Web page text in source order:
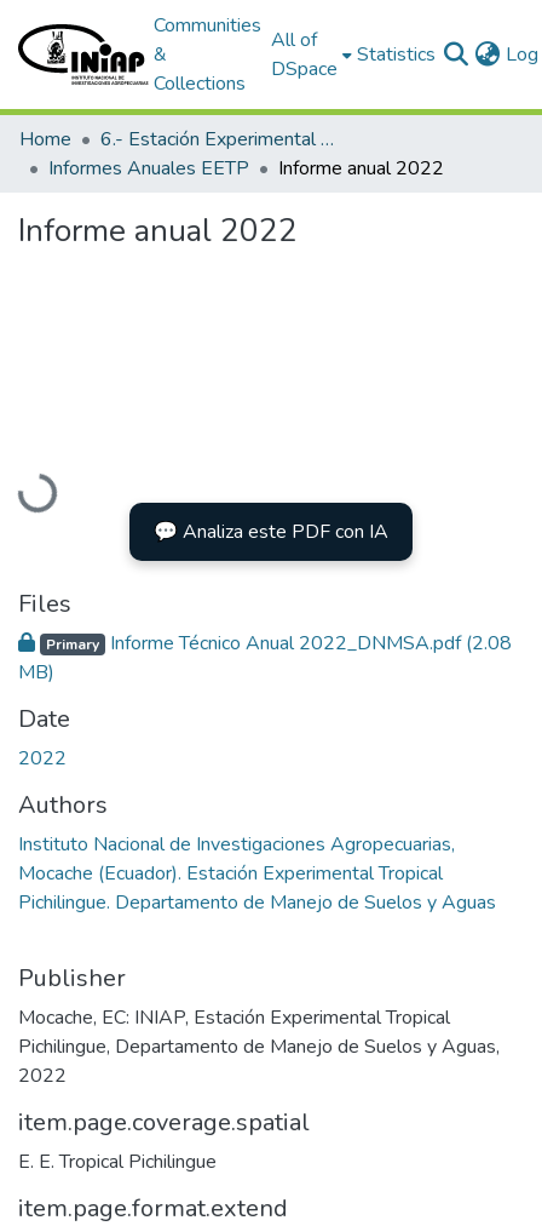
Communities
&
Collections
All of
DSpace
Statistics
Home
6.- Estación Experimental Tropical Pichilingue
Informes Anuales EETP
Informe anual 2022
Informe anual 2022
Loading...
💬 Analiza este PDF con IA
Files
Primary Informe Técnico Anual 2022_DNMSA.pdf(2.08
MB)
Date
2022
Authors
Instituto Nacional de Investigaciones Agropecuarias,
Mocache (Ecuador). Estación Experimental Tropical
Pichilingue. Departamento de Manejo de Suelos y Aguas
Publisher
Mocache, EC: INIAP, Estación Experimental Tropical
Pichilingue, Departamento de Manejo de Suelos y Aguas,
2022
item.page.coverage.spatial
E. E. Tropical Pichilingue
item.page.format.extend